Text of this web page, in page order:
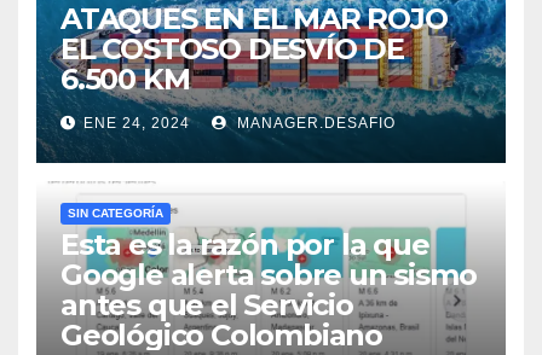
ATAQUES EN EL MAR ROJO
EL COSTOSO DESVÍO DE
6.500 KM
ENE 24, 2024 MANAGER.DESAFIO
SIN CATEGORÍA
Esta es la razón por la que
Google alerta sobre un sismo
antes que el Servicio
Geológico Colombiano